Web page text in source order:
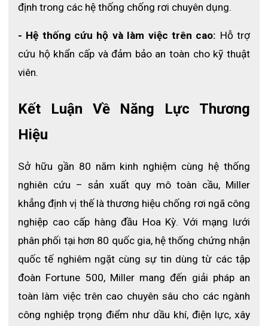
- Cho phép TurboLite PFLs xoay theo nhiều hướng để có tính di
rơi không bị xoắn vào bên trong của thiết bị
- Dây co rút trôi chảy, không bị gián đoạn.
- Dễ dàng sử dụng và lắp ráp, tháo rời.
- Mã sản phẩm: MFLB-12-Z7/6FT
- Thương hiệu: Miller - Honeywell
- Chiều dài dây: 6 foot - 1,8m
- Nặng: 2,5 kg
- Chịu được tải trọng 181kg
- Kích thước 32cm * 25cm * 13cm
TIÊU CHUẨN
- Đáp ứng tất cả các tiêu chuẩn an toàn ANSI Z357
ỨNG DỤNG
Dùng cho những công việc thi công trên cao trong xây dựng,
xây lắp dàu khí
định trong các hệ thống chống rơi chuyên dụng.
- Hệ thống cứu hộ và làm việc trên cao: Hỗ trợ
cứu hộ khẩn cấp và đảm bảo an toàn cho kỹ thuật
viên.
Kết Luận Về Năng Lực Thương
Hiệu
Sở hữu gần 80 năm kinh nghiệm cùng hệ thống
nghiên cứu – sản xuất quy mô toàn cầu, Miller
khẳng định vị thế là thương hiệu chống rơi ngã công
nghiệp cao cấp hàng đầu Hoa Kỳ. Với mạng lưới
phân phối tại hơn 80 quốc gia, hệ thống chứng nhận
quốc tế nghiêm ngặt cùng sự tin dùng từ các tập
đoàn Fortune 500, Miller mang đến giải pháp an
toàn làm việc trên cao chuyên sâu cho các ngành
công nghiệp trọng điểm như dầu khí, điện lực, xây